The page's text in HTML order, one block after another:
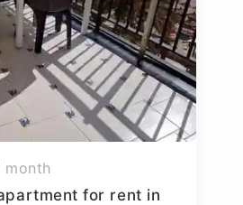
month
for rent in